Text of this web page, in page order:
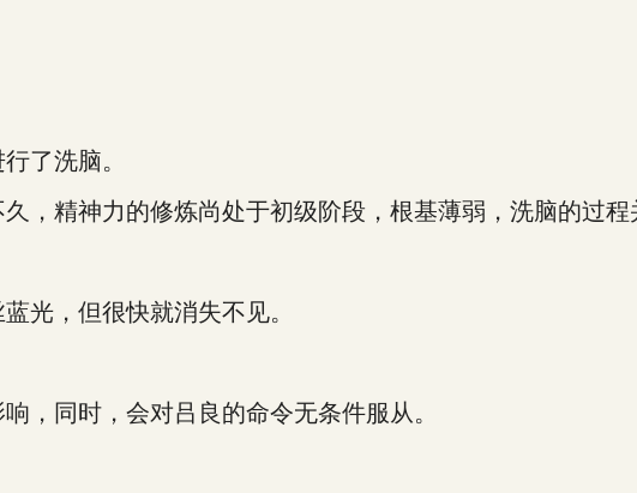
了洗脑。
精神力的修炼尚处于初级阶段，根基薄弱，洗脑的过程
，但很快就消失不见。
同时，会对吕良的命令无条件服从。